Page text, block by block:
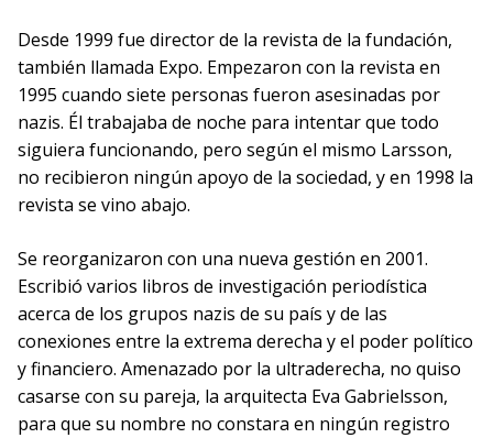
Desde 1999 fue director de la revista de la fundación,
también llamada Expo. Empezaron con la revista en
1995 cuando siete personas fueron asesinadas por
nazis. Él trabajaba de noche para intentar que todo
siguiera funcionando, pero según el mismo Larsson,
no recibieron ningún apoyo de la sociedad, y en 1998 la
revista se vino abajo.
Se reorganizaron con una nueva gestión en 2001.
Escribió varios libros de investigación periodística
acerca de los grupos nazis de su país y de las
conexiones entre la extrema derecha y el poder político
y financiero. Amenazado por la ultraderecha, no quiso
casarse con su pareja, la arquitecta Eva Gabrielsson,
para que su nombre no constara en ningún registro